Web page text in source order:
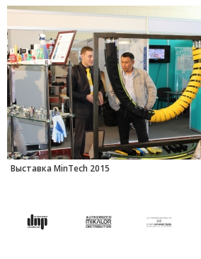
Выставка MinTech 2015